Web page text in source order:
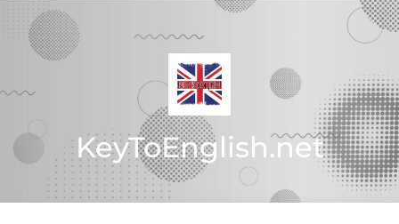
KeyToEnglish.net